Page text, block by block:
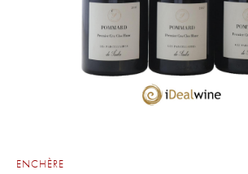
ENCHÈRE